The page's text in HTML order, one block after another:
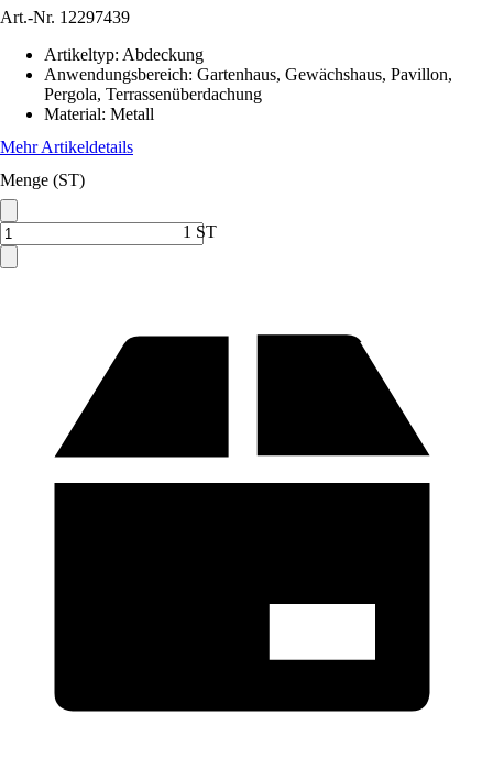
Art.-Nr. 12297439
Artikeltyp: Abdeckung
Anwendungsbereich: Gartenhaus, Gewächshaus, Pavillon,
Pergola, Terrassenüberdachung
Material: Metall
Mehr Artikeldetails
Menge (ST)
1 ST